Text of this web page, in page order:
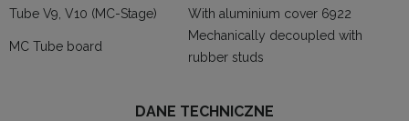
Tube V9, V10 (MC-Stage) With aluminium cover 6922
MC Tube board
Mechanically decoupled with
rubber studs
DANE TECHNICZNE